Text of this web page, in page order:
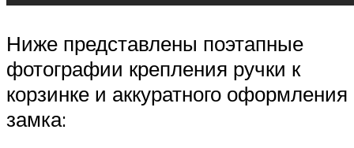
Ниже представлены поэтапные
фотографии крепления ручки к
корзинке и аккуратного оформления
замка: